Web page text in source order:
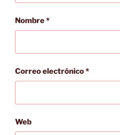
Nombre*
Correo electrónico*
Web